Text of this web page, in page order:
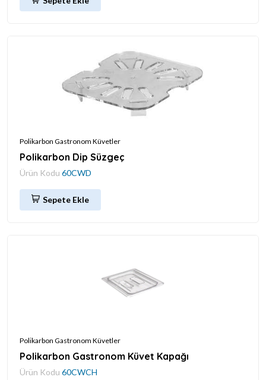
Polikarbon Gastronom Küvetler
Polikarbon Dip Süzgeç
Ürün Kodu 60CWD
Sepete Ekle
Polikarbon Gastronom Küvetler
Polikarbon Gastronom Küvet Kapağı
Ürün Kodu 60CWCH